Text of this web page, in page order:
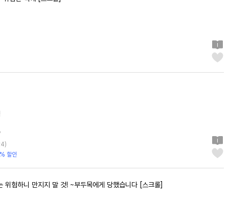
)
할인
위험하니 만지지 말 것! ~부두목에게 당했습니다 [스크롤]